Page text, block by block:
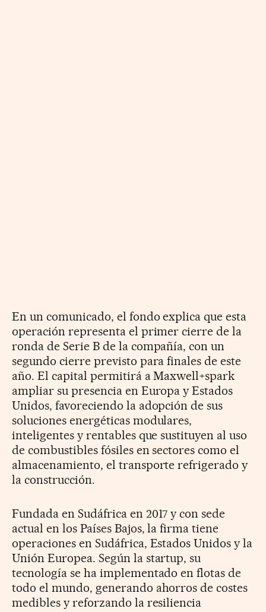
En un comunicado, el fondo explica que esta
operación representa el primer cierre de la
ronda de Serie B de la compañía, con un
segundo cierre previsto para finales de este
año. El capital permitirá a Maxwell+spark
ampliar su presencia en Europa y Estados
Unidos, favoreciendo la adopción de sus
soluciones energéticas modulares,
inteligentes y rentables que sustituyen al uso
de combustibles fósiles en sectores como el
almacenamiento, el transporte refrigerado y
la construcción.
Fundada en Sudáfrica en 2017 y con sede
actual en los Países Bajos, la firma tiene
operaciones en Sudáfrica, Estados Unidos y la
Unión Europea. Según la startup, su
tecnología se ha implementado en flotas de
todo el mundo, generando ahorros de costes
medibles y reforzando la resiliencia